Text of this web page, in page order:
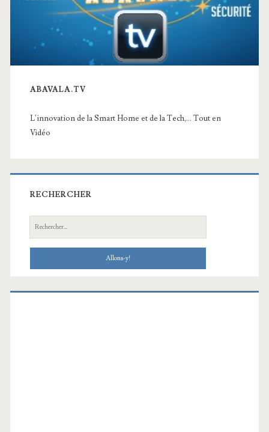
ABAVALA.TV
L'innovation de la Smart Home et de la Tech,... Tout en
Vidéo
RECHERCHER
Recherche: